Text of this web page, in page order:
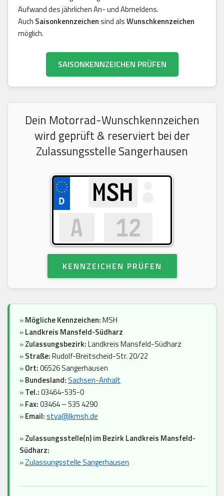
Aufwand des jährlichen An- und Abmeldens.
Auch Saisonkennzeichensind alsWunschkennzeichen
möglich.
SAISONKENNZEICHEN PRÜFEN
Dein Motorrad-Wunschkennzeichen
wird geprüft & reserviert bei der
Zulassungsstelle Sangerhausen
KENNZEICHEN PRÜFEN
»Mögliche Kennzeichen:MSH
»Landkreis Mansfeld-Südharz
»Zulassungsbezirk:Landkreis Mansfeld-Südharz
»Straße:Rudolf-Breitscheid-Str. 20/22
»Ort:06526 Sangerhausen
»Bundesland:Sachsen-Anhalt
»Tel.:03464-535-0
»Fax:03464 – 535 4290
»Email:stva@lkmsh.de
»Zulassungsstelle(n) im Bezirk Landkreis Mansfeld-
Südharz:
»Zulassungsstelle Sangerhausen